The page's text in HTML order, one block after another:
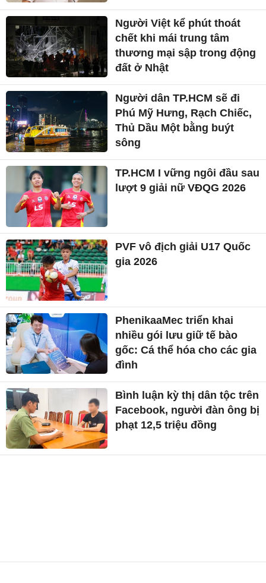
Người Việt kể phút thoát
chết khi mái trung tâm
thương mại sập trong động
đất ở Nhật
Người dân TP.HCM sẽ đi
Phú Mỹ Hưng, Rạch Chiếc,
Thủ Dầu Một bằng buýt
sông
TP.HCM I vững ngôi đầu sau
lượt 9 giải nữ VĐQG 2026
PVF vô địch giải U17 Quốc
gia 2026
PhenikaaMec triển khai
nhiều gói lưu giữ tế bào
gốc: Cá thể hóa cho các gia
đình
Bình luận kỳ thị dân tộc trên
Facebook, người đàn ông bị
phạt 12,5 triệu đồng